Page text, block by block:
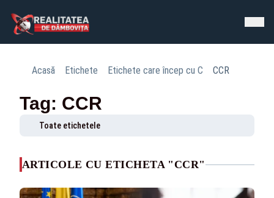
Acasă Etichete Etichete care încep cu C CCR
Tag: CCR
Toate etichetele
ARTICOLE CU ETICHETA "CCR"